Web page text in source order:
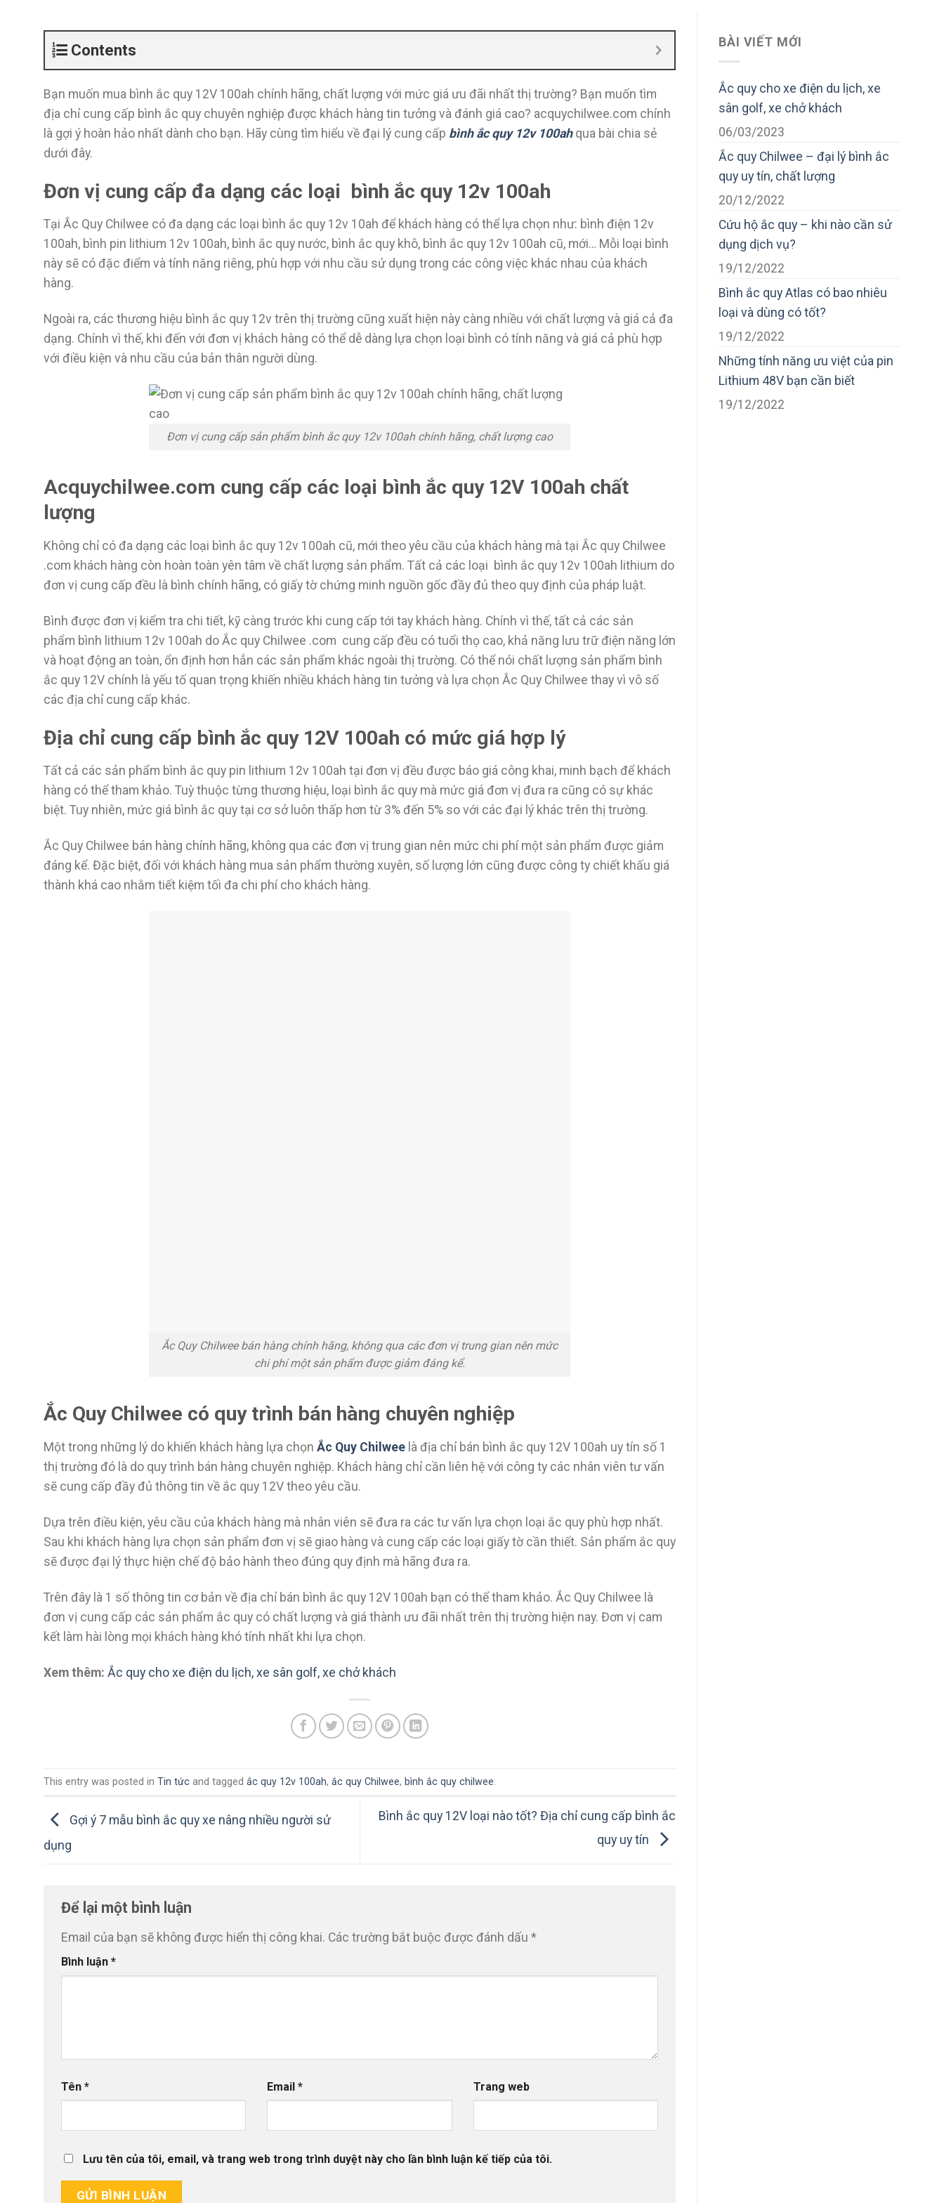
Contents
Bạn muốn mua bình ắc quy 12V 100ah chính hãng, chất lượng với mức giá ưu đãi nhất thị trường? Bạn muốn tìm
địa chỉ cung cấp bình ắc quy chuyên nghiệp được khách hàng tin tưởng và đánh giá cao? acquychilwee.com chính
là gợi ý hoàn hảo nhất dành cho bạn. Hãy cùng tìm hiểu về đại lý cung cấp bình ắc quy 12v 100ahqua bài chia sẻ
dưới đây.
Đơn vị cung cấp đa dạng các loại bình ắc quy 12v 100ah
Tại Ắc Quy Chilwee có đa dạng các loại bình ắc quy 12v 10ah để khách hàng có thể lựa chọn như: bình điện 12v
100ah, bình pin lithium 12v 100ah, bình ắc quy nước, bình ắc quy khô, bình ắc quy 12v 100ah cũ, mới… Mỗi loại bình
này sẽ có đặc điểm và tính năng riêng, phù hợp với nhu cầu sử dụng trong các công việc khác nhau của khách
hàng.
Ngoài ra, các thương hiệu bình ắc quy 12v trên thị trường cũng xuất hiện này càng nhiều với chất lượng và giá cả đa
dạng. Chính vì thế, khi đến với đơn vị khách hàng có thể dễ dàng lựa chọn loại bình có tính năng và giá cả phù hợp
với điều kiện và nhu cầu của bản thân người dùng.
Đơn vị cung cấp sản phẩm bình ắc quy 12v 100ah chính hãng, chất lượng cao
Acquychilwee.com cung cấp các loại bình ắc quy 12V 100ah chất
lượng
Không chỉ có đa dạng các loại bình ắc quy 12v 100ah cũ, mới theo yêu cầu của khách hàng mà tại Ắc quy Chilwee
.com khách hàng còn hoàn toàn yên tâm về chất lượng sản phẩm. Tất cả các loại bình ắc quy 12v 100ah lithium do
đơn vị cung cấp đều là bình chính hãng, có giấy tờ chứng minh nguồn gốc đầy đủ theo quy định của pháp luật.
Bình được đơn vị kiểm tra chi tiết, kỹ càng trước khi cung cấp tới tay khách hàng. Chính vì thế, tất cả các sản
phẩm bình lithium 12v 100ah do Ắc quy Chilwee .com cung cấp đều có tuổi thọ cao, khả năng lưu trữ điện năng lớn
và hoạt động an toàn, ổn định hơn hẳn các sản phẩm khác ngoài thị trường. Có thể nói chất lượng sản phẩm bình
ắc quy 12V chính là yếu tố quan trọng khiến nhiều khách hàng tin tưởng và lựa chọn Ắc Quy Chilwee thay vì vô số
các địa chỉ cung cấp khác.
Địa chỉ cung cấp bình ắc quy 12V 100ah có mức giá hợp lý
Tất cả các sản phẩm bình ắc quy pin lithium 12v 100ah tại đơn vị đều được báo giá công khai, minh bạch để khách
hàng có thể tham khảo. Tuỳ thuộc từng thương hiệu, loại bình ắc quy mà mức giá đơn vị đưa ra cũng có sự khác
biệt. Tuy nhiên, mức giá bình ắc quy tại cơ sở luôn thấp hơn từ 3% đến 5% so với các đại lý khác trên thị trường.
Ắc Quy Chilwee bán hàng chính hãng, không qua các đơn vị trung gian nên mức chi phí một sản phẩm được giảm
đáng kể. Đặc biệt, đối với khách hàng mua sản phẩm thường xuyên, số lượng lớn cũng được công ty chiết khấu giá
thành khá cao nhằm tiết kiệm tối đa chi phí cho khách hàng.
Ắc Quy Chilwee bán hàng chính hãng, không qua các đơn vị trung gian nên mức
chi phí một sản phẩm được giảm đáng kể.
Ắc Quy Chilwee có quy trình bán hàng chuyên nghiệp
Một trong những lý do khiến khách hàng lựa chọn Ắc Quy Chilwee là địa chỉ bán bình ắc quy 12V 100ah uy tín số 1
thị trường đó là do quy trình bán hàng chuyên nghiệp. Khách hàng chỉ cần liên hệ với công ty các nhân viên tư vấn
sẽ cung cấp đầy đủ thông tin về ắc quy 12V theo yêu cầu.
Dựa trên điều kiện, yêu cầu của khách hàng mà nhân viên sẽ đưa ra các tư vấn lựa chọn loại ắc quy phù hợp nhất.
Sau khi khách hàng lựa chọn sản phẩm đơn vị sẽ giao hàng và cung cấp các loại giấy tờ cần thiết. Sản phẩm ắc quy
sẽ được đại lý thực hiện chế độ bảo hành theo đúng quy định mà hãng đưa ra.
Trên đây là 1 số thông tin cơ bản về địa chỉ bán bình ắc quy 12V 100ah bạn có thể tham khảo. Ắc Quy Chilwee là
đơn vị cung cấp các sản phẩm ắc quy có chất lượng và giá thành ưu đãi nhất trên thị trường hiện nay. Đơn vị cam
kết làm hài lòng mọi khách hàng khó tính nhất khi lựa chọn.
Xem thêm: Ắc quy cho xe điện du lịch, xe sân golf, xe chở khách
This entry was posted in Tin tức and tagged ắc quy 12v 100ah, ắc quy Chilwee, bình ắc quy chilwee
Gợi ý 7 mẫu bình ắc quy xe nâng nhiều người sử
dụng
Bình ắc quy 12V loại nào tốt? Địa chỉ cung cấp bình ắc
quy uy tín
Để lại một bình luận
Email của bạn sẽ không được hiển thị công khai. Các trường bắt buộc được đánh dấu *
Bình luận *
Tên * Email* Trang web
Lưu tên của tôi, email, và trang web trong trình duyệt này cho lần bình luận kế tiếp của tôi.
BÀI VIẾT MỚI
Ắc quy cho xe điện du lịch, xe
sân golf, xe chở khách
06/03/2023
Ắc quy Chilwee – đại lý bình ắc
quy uy tín, chất lượng
20/12/2022
Cứu hộ ắc quy – khi nào cần sử
dụng dịch vụ?
19/12/2022
Bình ắc quy Atlas có bao nhiêu
loại và dùng có tốt?
19/12/2022
Những tính năng ưu việt của pin
Lithium 48V bạn cần biết
19/12/2022